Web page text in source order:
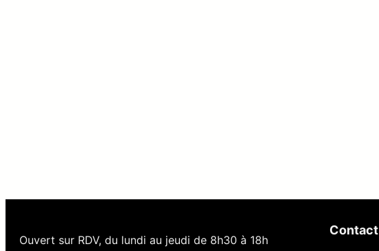
Ouvert sur RDV, du lundi au jeudi de 8h30 à 18h
Contact